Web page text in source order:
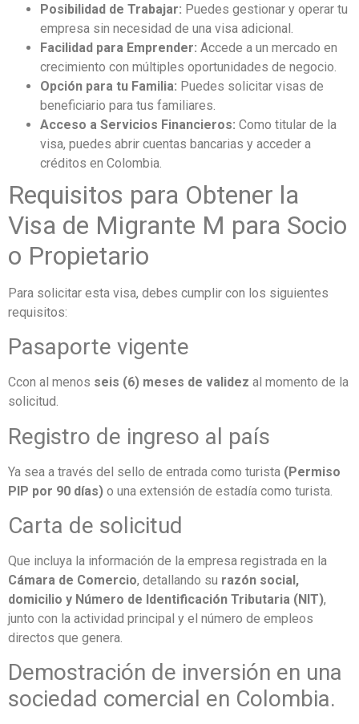
Posibilidad de Trabajar: Puedes gestionar y operar tu
empresa sin necesidad de una visa adicional.
Facilidad para Emprender: Accede a un mercado en
crecimiento con múltiples oportunidades de negocio.
Opción para tu Familia: Puedes solicitar visas de
beneficiario para tus familiares.
Acceso a Servicios Financieros: Como titular de la
visa, puedes abrir cuentas bancarias y acceder a
créditos en Colombia.
Requisitos para Obtener la
Visa de Migrante M para Socio
o Propietario
Para solicitar esta visa, debes cumplir con los siguientes
requisitos:
Pasaporte vigente
Ccon al menos seis (6) meses de validez al momento de la
solicitud.
Registro de ingreso al país
Ya sea a través del sello de entrada como turista (Permiso
PIP por 90 días) o una extensión de estadía como turista.
Carta de solicitud
Que incluya la información de la empresa registrada en la
Cámara de Comercio, detallando su razón social,
domicilio y Número de Identificación Tributaria (NIT),
junto con la actividad principal y el número de empleos
directos que genera.
Demostración de inversión en una
sociedad comercial en Colombia.